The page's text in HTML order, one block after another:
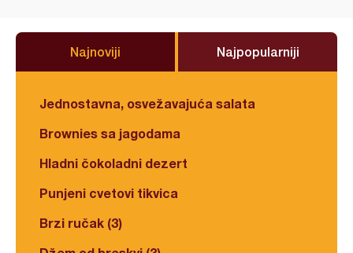
Najnoviji Najpopularniji
Jednostavna, osvežavajuća salata
Brownies sa jagodama
Hladni čokoladni dezert
Punjeni cvetovi tikvica
Brzi ručak (3)